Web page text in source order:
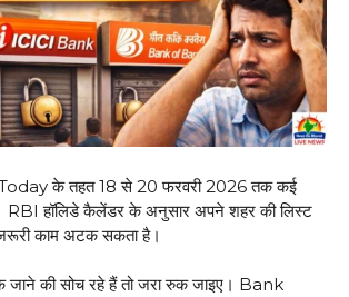
के तहत 18 से 20 फरवरी 2026 तक कई
RBI हॉलिडे कैलेंडर के अनुसार अपने शहर की लिस्ट
काम अटक सकता है।
की सोच रहे हैं तो जरा रुक जाइए। Bank